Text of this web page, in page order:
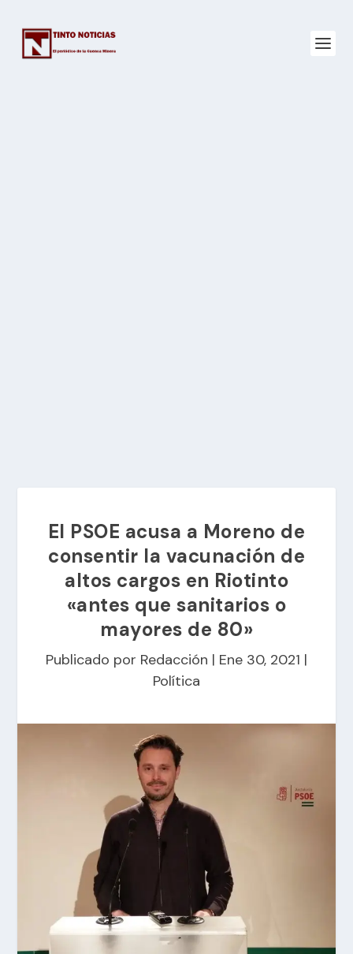
El PSOE acusa a Moreno de
consentir la vacunación de
altos cargos en Riotinto
«antes que sanitarios o
mayores de 80»
Publicado por Redacción | Ene 30, 2021 |
Política